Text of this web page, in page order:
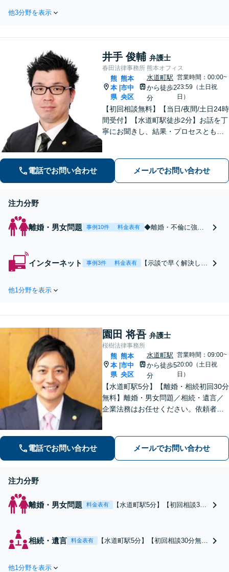
ス。揉めない相続・後悔の
して相談年間約100件】
他3分野を表示
井手 俊輔 弁護士
春田法律事務所 熊本オフィス
熊
本
県
|
熊本
市中
央区
水道町駅
から徒歩2
分
営業時間：00:00~
23:59（土日祝
日）
【初回相談無料】【当日/夜間/土日24時
間受付】【水道町駅徒歩2分】お話を丁
寧にお聞きし、結果・プロセスともに
電話でお問い合わせ メールでお問い合わせ
注力分野
離婚・男女問題 事例10件 料金表有
◆離婚・不倫に強い
たい】【内密に解決
インターネット 事例3件 料金表有
【示談で早く解決した
他1分野を表示
園田 将吾 弁護士
桜樹法律事務所
熊
本
県
|
熊本
市中
央区
水道町駅
から徒歩5
分
営業時間：09:00~
20:00（土日祝
日）
【水道町駅5分】【離婚・相続初回30分
無料】離婚・男女問題／相続・遺言／
企業法務はお任せください。依頼者さ
用可】【休日・夜間対応可】
電話でお問い合わせ メールでお問い合わせ
注力分野
離婚・男女問題 料金表有
【水道町駅5分】【初回相談30
限り依頼者さまのご意向に寄り
相続・遺言 料金表有
【水道町駅5分】【初回相談30分無
他1分野を表示